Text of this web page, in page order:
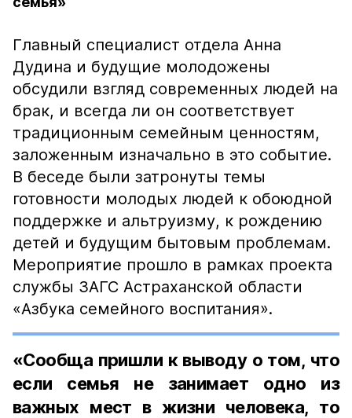
Главный специалист отдела Анна
Дудина и будущие молодожены
обсудили взгляд современных людей на
брак, и всегда ли он соответствует
традиционным семейным ценностям,
заложенным изначально в это событие.
В беседе были затронуты темы
готовности молодых людей к обоюдной
поддержке и альтруизму, к рождению
детей и будущим бытовым проблемам.
Мероприятие прошло в рамках проекта
службы ЗАГС Астраханской области
«Азбука семейного воспитания».
«Сообща пришли к выводу о том, что
если семья не занимает одно из
важных мест в жизни человека, то